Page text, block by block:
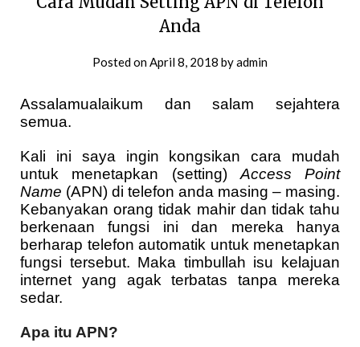
Anda
Posted onApril 8, 2018 byadmin
Assalamualaikum dan salam sejahtera
semua.
Kali ini saya ingin kongsikan cara mudah
untuk menetapkan (setting) Access Point
Name (APN) di telefon anda masing – masing.
Kebanyakan orang tidak mahir dan tidak tahu
berkenaan fungsi ini dan mereka hanya
berharap telefon automatik untuk menetapkan
fungsi tersebut. Maka timbullah isu kelajuan
internet yang agak terbatas tanpa mereka
sedar.
Apa itu APN?